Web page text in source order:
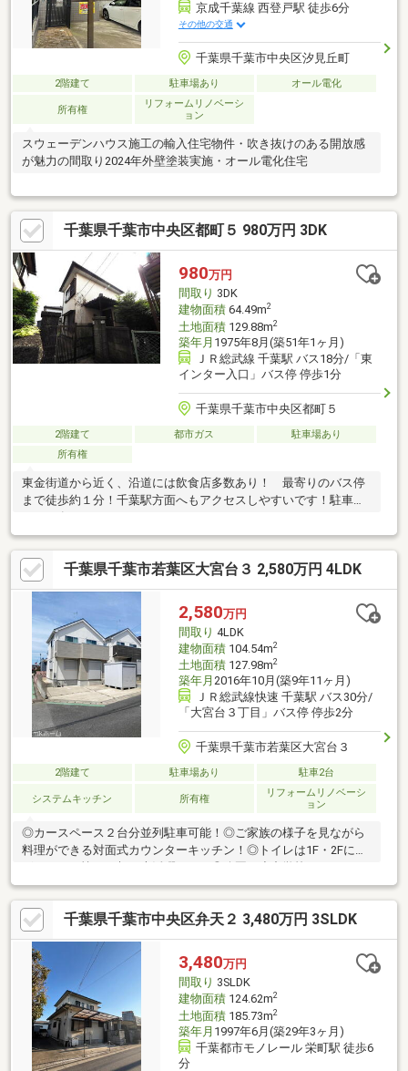
京成千葉線 西登戸駅 徒歩6分
その他の交通
千葉県千葉市中央区汐見丘町
2階建て 駐車場あり オール電化
所有権
リフォームリノベーシ
ョン
スウェーデンハウス施工の輸入住宅物件・吹き抜けのある開放感
が魅力の間取り2024年外壁塗装実施・オール電化住宅
千葉県千葉市中央区都町５ 980万円 3DK
980万円
間取り 3DK
建物面積64.49m2
土地面積129.88m2
築年月 1975年8月(築51年1ヶ月)
ＪＲ総武線 千葉駅 バス18分/「東
インター入口」バス停 停歩1分
千葉県千葉市中央区都町５
2階建て 都市ガス
駐車場あり
所有権
東金街道から近く、沿道には飲食店多数あり！ 最寄りのバス停
まで徒歩約１分！千葉駅方面へもアクセスしやすいです！駐車ス
千葉県千葉市若葉区大宮台３ 2,580万円 4LDK
2,580万円
間取り 4LDK
建物面積104.54m2
土地面積127.98m2
築年月 2016年10月(築9年11ヶ月)
ＪＲ総武線快速 千葉駅 バス30分/
「大宮台３丁目」バス停 停歩2分
千葉県千葉市若葉区大宮台３
2階建て 駐車場あり 駐車2台
システムキッチン 所有権
リフォームリノベーシ
ョン
◎カースペース２台分並列駐車可能！◎ご家族の様子を見ながら
料理ができる対面式カウンターキッチン！◎トイレは1F・2Fにご
など徒歩圏内にそろう子育て家族におすすめの立地！◎建物面積
104.54平米の４LDKの間取り！
千葉県千葉市中央区弁天２ 3,480万円 3SLDK
3,480万円
間取り 3SLDK
建物面積124.62m2
土地面積185.73m2
築年月 1997年6月(築29年3ヶ月)
千葉都市モノレール 栄町駅 徒歩6
分